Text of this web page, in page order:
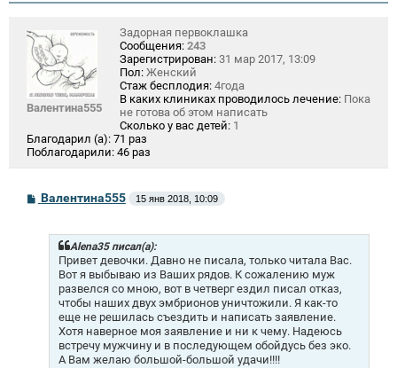
Валентина555
Задорная первоклашка
Сообщения: 243
Зарегистрирован: 31 мар 2017, 13:09
Пол: Женский
Стаж бесплодия: 4года
В каких клиниках проводилось лечение: Пока
не готова об этом написать
Сколько у вас детей: 1
Благодарил (а): 71 раз
Поблагодарили: 46 раз
С
о
Валентина555 15 янв 2018, 10:09
Alena35 писал(а):
Привет девочки. Давно не писала, только читала Вас.
Вот я выбываю из Ваших рядов. К сожалению муж
развелся со мною, вот в четверг ездил писал отказ,
чтобы наших двух эмбрионов уничтожили. Я как-то
еще не решилась съездить и написать заявление.
Хотя наверное моя заявление и ни к чему. Надеюсь
встречу мужчину и в последующем обойдусь без эко.
А Вам желаю большой-большой удачи!!!!